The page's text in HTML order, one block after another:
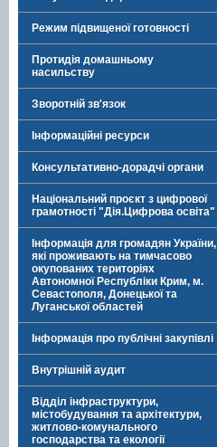
Режим підвищеної готовності
Протидія домашньому
насильству
Зворотній зв'язок
Інформаційні ресурси
Консультативно-дорадчі органи
Національний проєкт з цифрової
грамотності "Дія.Цифрова освіта"
Інформація для громадян України,
які проживають на тимчасово
окупованих територіях
Автономної Республіки Крим, м.
Севастополя, Донецької та
Луганської областей
Інформація про публічні закупівлі
Внутрішній аудит
Відділ інфраструктури,
містобудування та архітектури,
житлово-комунального
господарства та екології